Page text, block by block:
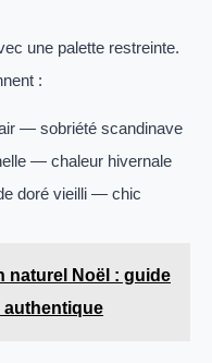
une palette restreinte.
:
— sobriété scandinave
— chaleur hivernale
doré vieilli — chic
naturel Noël : guide
authentique